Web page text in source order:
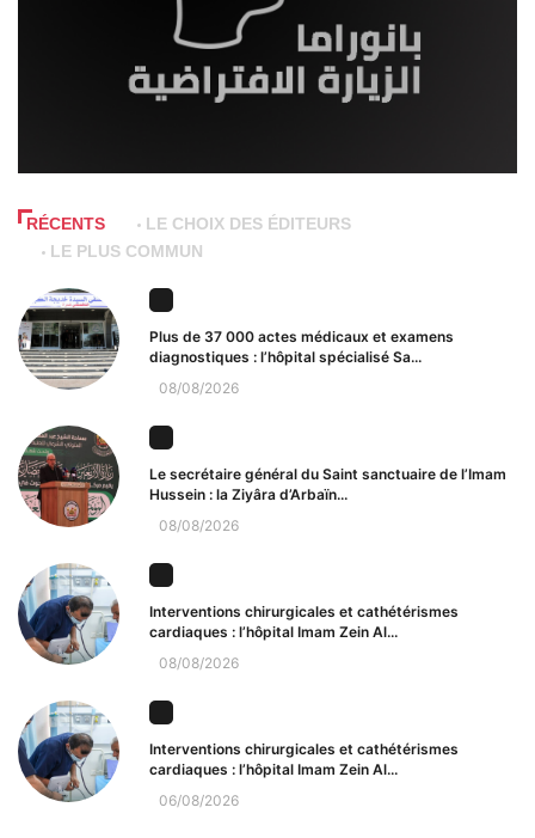
RÉCENTS
LE CHOIX DES ÉDITEURS
LE PLUS COMMUN
Plus de 37 000 actes médicaux et examens
diagnostiques : l’hôpital spécialisé Sa...
08/08/2026
Le secrétaire général du Saint sanctuaire de l’Imam
Hussein : la Ziyâra d’Arbaïn...
08/08/2026
Interventions chirurgicales et cathétérismes
cardiaques : l’hôpital Imam Zein Al...
08/08/2026
Interventions chirurgicales et cathétérismes
cardiaques : l’hôpital Imam Zein Al...
06/08/2026